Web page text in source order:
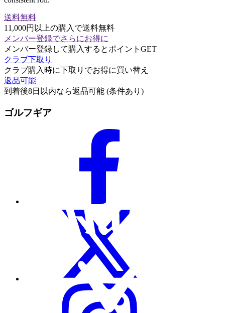
送料無料
11,000円以上の購入で送料無料
メンバー登録でさらにお得に
メンバー登録して購入するとポイントGET
クラブ下取り
クラブ購入時に下取りでお得に買い替え
返品可能
到着後8日以内なら返品可能 (条件あり)
ゴルフギア